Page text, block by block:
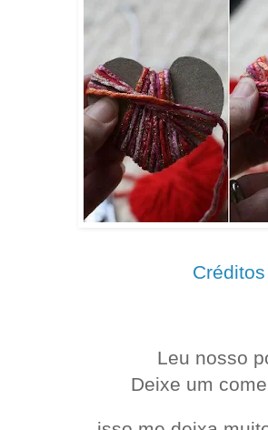
Créditos
Leu nosso
Deixe um